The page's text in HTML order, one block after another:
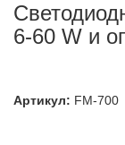
6-60 W и
Артикул: FM-700